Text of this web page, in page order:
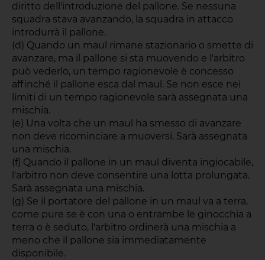
diritto dell'introduzione del pallone. Se nessuna
squadra stava avanzando, la squadra in attacco
introdurrà il pallone.
(d) Quando un maul rimane stazionario o smette di
avanzare, ma il pallone si sta muovendo e l'arbitro
può vederlo, un tempo ragionevole è concesso
affinché il pallone esca dal maul. Se non esce nei
limiti di un tempo ragionevole sarà assegnata una
mischia.
(e) Una volta che un maul ha smesso di avanzare
non deve ricominciare a muoversi. Sarà assegnata
una mischia.
(f) Quando il pallone in un maul diventa ingiocabile,
l'arbitro non deve consentire una lotta prolungata.
Sarà assegnata una mischia.
(g) Se il portatore del pallone in un maul va a terra,
come pure se è con una o entrambe le ginocchia a
terra o è seduto, l'arbitro ordinerà una mischia a
meno che il pallone sia immediatamente
disponibile.